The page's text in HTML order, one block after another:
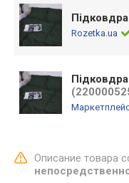
Rozetka.ua
Описание товара